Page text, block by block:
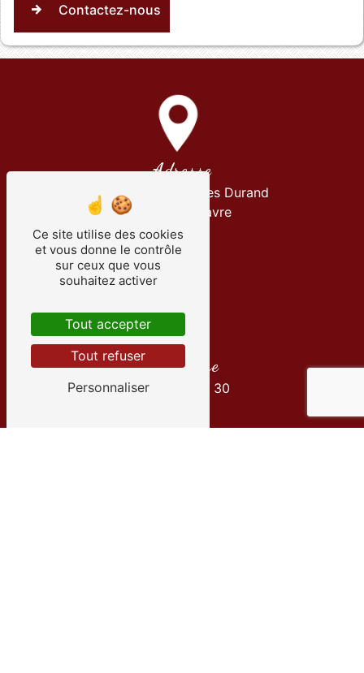
Contactez-nous
Adresse
370 boulevard Jules Durand
76600 Le Havre
Téléphone
01 34 30 35 30
Ce site utilise des cookies
et vous donne le contrôle
sur ceux que vous
souhaitez activer
Tout accepter
Tout refuser
Personnaliser